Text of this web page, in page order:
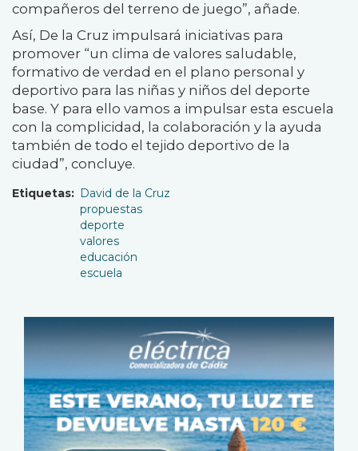
compañeros del terreno de juego”, añade.
Así, De la Cruz impulsará iniciativas para
promover “un clima de valores saludable,
formativo de verdad en el plano personal y
deportivo para las niñas y niños del deporte
base. Y para ello vamos a impulsar esta escuela
con la complicidad, la colaboración y la ayuda
también de todo el tejido deportivo de la
ciudad”, concluye.
Etiquetas
David de la Cruz
propuestas
deporte
valores
educación
escuela